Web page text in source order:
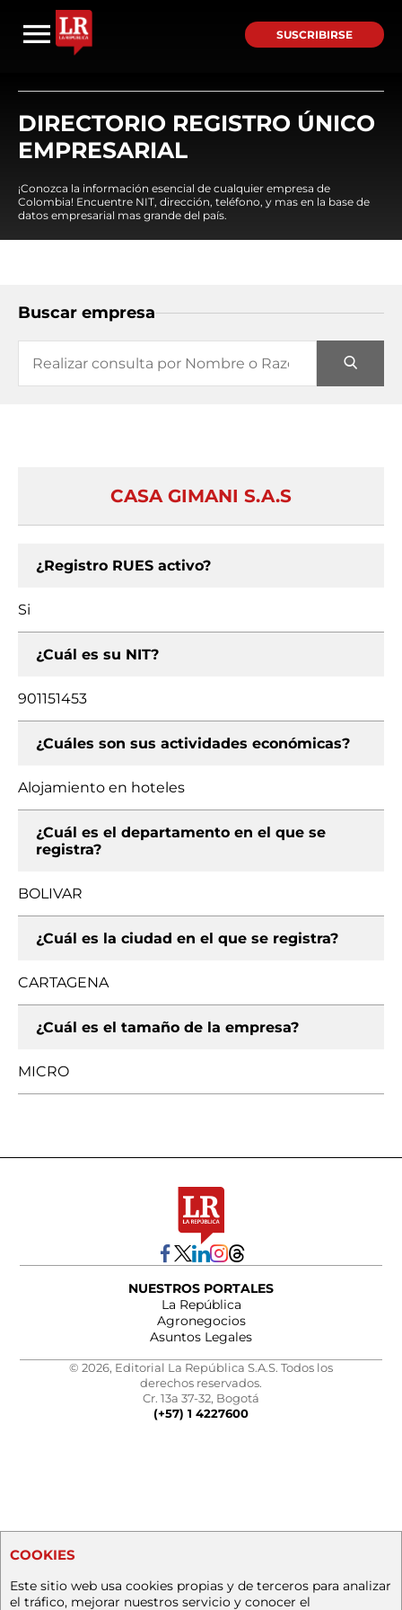
SUSCRIBIRSE
DIRECTORIO REGISTRO ÚNICO
EMPRESARIAL
¡Conozca la información esencial de cualquier empresa de
Colombia! Encuentre NIT, dirección, teléfono, y mas en la base de
datos empresarial mas grande del país.
Buscar empresa
CASA GIMANI S.A.S
¿Registro RUES activo?
Si
¿Cuál es su NIT?
901151453
¿Cuáles son sus actividades económicas?
Alojamiento en hoteles
¿Cuál es el departamento en el que se
registra?
BOLIVAR
¿Cuál es la ciudad en el que se registra?
CARTAGENA
¿Cuál es el tamaño de la empresa?
MICRO
NUESTROS PORTALES
La República
Agronegocios
Asuntos Legales
© 2026, Editorial La República S.A.S. Todos los
derechos reservados.
Cr. 13a 37-32, Bogotá
(+57) 1 4227600
COOKIES
Este sitio web usa cookies propias y de terceros para analizar
el tráfico, mejorar nuestros servicio y conocer el